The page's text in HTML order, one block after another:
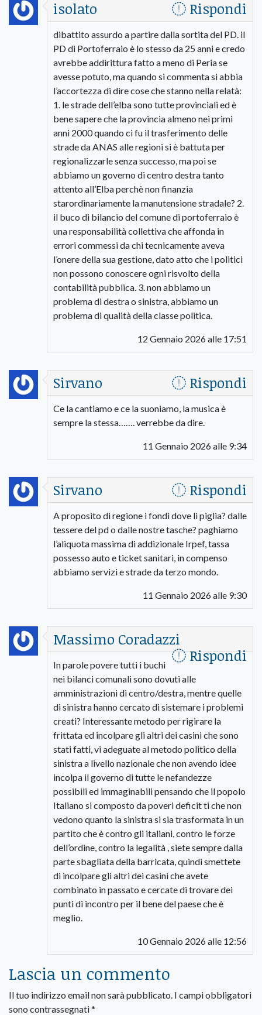
isolato Rispondi
dibattito assurdo a partire dalla sortita del PD. il
PD di Portoferraio è lo stesso da 25 anni e credo
avrebbe addirittura fatto a meno di Peria se
avesse potuto, ma quando si commenta si abbia
l’accortezza di dire cose che stanno nella relatà:
1. le strade dell’elba sono tutte provinciali ed è
bene sapere che la provincia almeno nei primi
anni 2000 quando ci fu il trasferimento delle
strade da ANAS alle regioni si è battuta per
regionalizzarle senza successo, ma poi se
abbiamo un governo di centro destra tanto
attento all’Elba perchè non finanzia
starordinariamente la manutensione stradale? 2.
il buco di bilancio del comune di portoferraio è
una responsabilità collettiva che affonda in
errori commessi da chi tecnicamente aveva
l’onere della sua gestione, dato atto che i politici
non possono conoscere ogni risvolto della
contabilità pubblica. 3. non abbiamo un
problema di destra o sinistra, abbiamo un
problema di qualità della classe politica.
12 Gennaio 2026 alle 17:51
Sirvano Rispondi
Ce la cantiamo e ce la suoniamo, la musica è
sempre la stessa……. verrebbe da dire.
11 Gennaio 2026 alle 9:34
Sirvano Rispondi
A proposito di regione i fondi dove li piglia? dalle
tessere del pd o dalle nostre tasche? paghiamo
l’aliquota massima di addizionale Irpef, tassa
possesso auto e ticket sanitari, in compenso
abbiamo servizi e strade da terzo mondo.
11 Gennaio 2026 alle 9:30
Massimo Coradazzi
Rispondi
In parole povere tutti i buchi
nei bilanci comunali sono dovuti alle
amministrazioni di centro/destra, mentre quelle
di sinistra hanno cercato di sistemare i problemi
creati? Interessante metodo per rigirare la
frittata ed incolpare gli altri dei casini che sono
stati fatti, vi adeguate al metodo politico della
sinistra a livello nazionale che non avendo idee
incolpa il governo di tutte le nefandezze
possibili ed immaginabili pensando che il popolo
Italiano si composto da poveri deficit ti che non
vedono quanto la sinistra si sia trasformata in un
partito che è contro gli italiani, contro le forze
dell’ordine, contro la legalità , siete sempre dalla
parte sbagliata della barricata, quindi smettete
di incolpare gli altri dei casini che avete
combinato in passato e cercate di trovare dei
punti di incontro per il bene del paese che è
meglio.
10 Gennaio 2026 alle 12:56
Lascia un commento
Il tuo indirizzo email non sarà pubblicato. I campi obbligatori
sono contrassegnati*